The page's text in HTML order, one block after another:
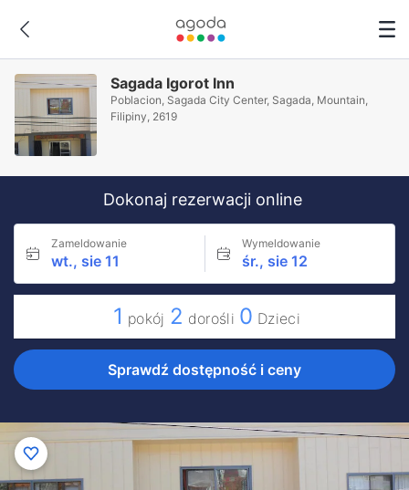
Sagada Igorot Inn
Poblacion, Sagada City Center, Sagada, Mountain,
Filipiny, 2619
Dokonaj rezerwacji online
Zameldowanie
wt., sie 11
Wymeldowanie
śr., sie 12
1 pokój 2 dorośli 0 Dzieci
Sprawdź dostępność i ceny